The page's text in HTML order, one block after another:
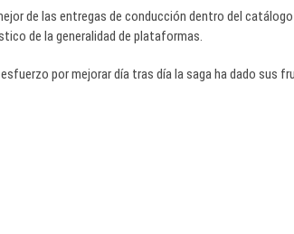
de las entregas de conducción dentro del
de la generalidad de plataformas.
por mejorar día tras día la saga ha dado sus